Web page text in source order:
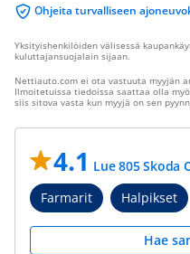
Ohjeita turvalliseen
Yksityishenkilöiden välisessä
kuluttajansuojalain sijaan.
Nettiauto.com ei ota vastuuta myyjän
Ilmoitetuissa tiedoissa saattaa olla
siis sitova vasta kun myyjä on sen
4.1 Lue 805 Skoda
Farmarit
Halpikset
Hae